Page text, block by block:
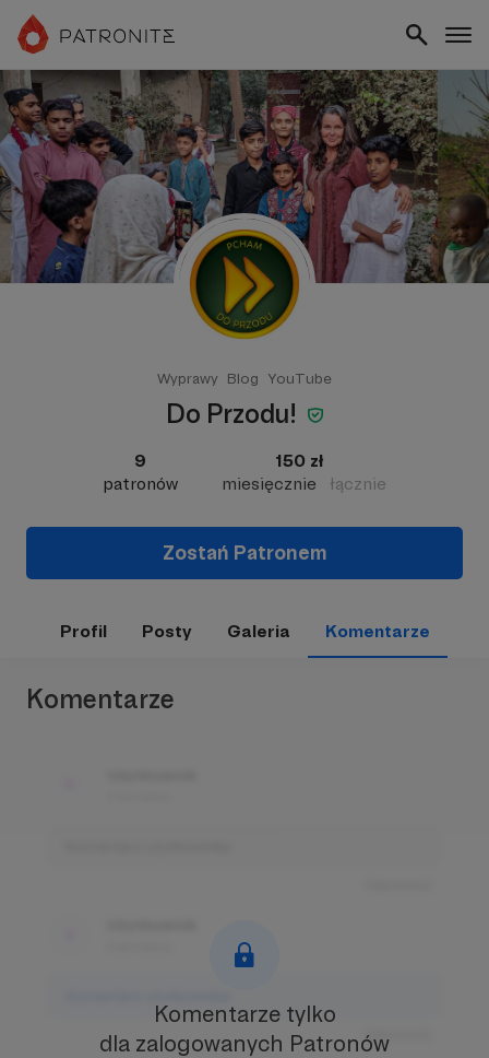
Wyprawy Blog YouTube
Do Przodu!
9
patronów
150 zł
miesięcznie
łącznie
Zostań Patronem
Profil Posty Galeria Komentarze
Komentarze
Odpowiedz
Komentarze tylko
dla zalogowanych Patronów